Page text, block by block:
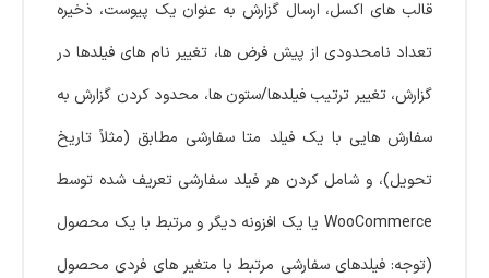
قالب های اکسل، ارسال گزارش به عنوان یک پیوست، ذخیره
تعداد نامحدودی از پیش فرض ها، تغییر نام های فیلدها در
گزارش، تغییر ترتیب فیلدها/ستون ها، محدود کردن گزارش به
سفارش هایی با یک فیلد متا سفارشی مطابق (مثلاً تاریخ
تحویل)، و شامل کردن هر فیلد سفارشی تعریف شده توسط
WooCommerce یا یک افزونه دیگر و مرتبط با یک محصول
(توجه: فیلدهای سفارشی مرتبط با متغیر های فردی محصول